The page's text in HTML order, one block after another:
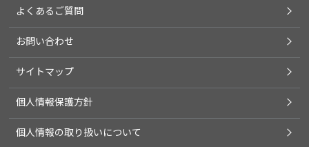
よくあるご質問
お問い合わせ
サイトマップ
個人情報保護方針
個人情報の取り扱いについて